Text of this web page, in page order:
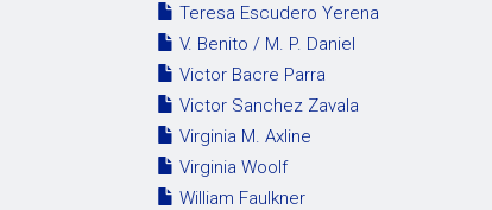
Teresa Escudero Yerena
V. Benito / M. P. Daniel
Victor Bacre Parra
Victor Sanchez Zavala
Virginia M. Axline
Virginia Woolf
William Faulkner